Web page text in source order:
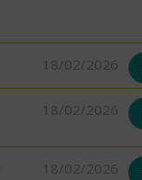
18/02/2026
18/02/2026
18/02/2026